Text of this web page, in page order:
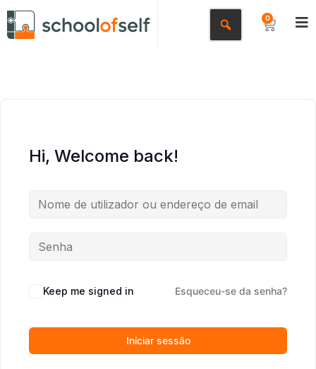
0
Hi, Welcome back!
Keep me signed in Esqueceu-se da senha?
Iniciar sessão